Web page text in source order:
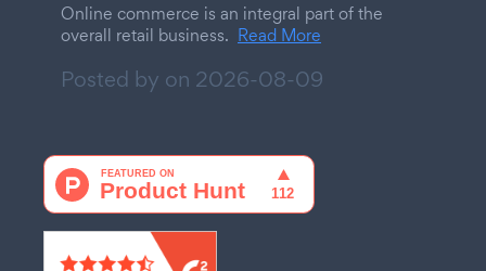
Online commerce is an integral part of the
overall retail business. Read More
Posted by on 2026-08-09